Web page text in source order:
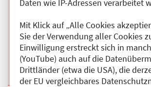
Daten wie IP-Adressen verarbeitet
Mit Klick auf „Alle Cookies
Sie der Verwendung aller Cookies
Einwilligung erstreckt sich in
(YouTube) auch auf die
Drittländer (etwa die USA), die
der EU vergleichbares
Veranstaltungstitel:
Fortbildungsreihe Neurologie
Veranstaltungsort:
Ev. Krankenhaus Königin Elisabeth
Herzbergstr., 10365 Berlin
Kategorie:A
Fortbildungspunkte:1
Details anzeigen